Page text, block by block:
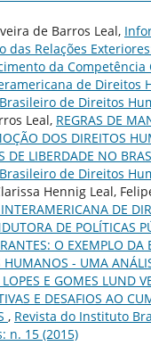
de Barros Leal,
das Relações
da Competência
de Direitos
de Direitos
Leal, REGRAS DE
DOS DIREITOS
DE LIBERDADE NO
de Direitos
Hennig Leal,
DE
DE POLÍTICAS
O EXEMPLO DA
HUMANOS - UMA
E GOMES LUND
E DESAFIOS AO
, Revista do Instituto
n. 15 (2015)